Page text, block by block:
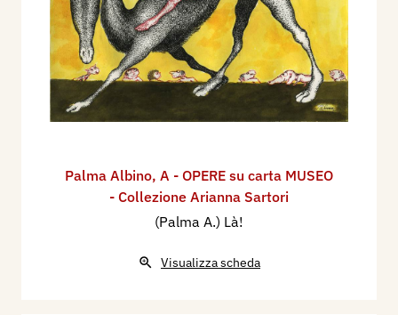
Palma Albino, A - OPERE su carta MUSEO
- Collezione Arianna Sartori
(Palma A.) Là!
Visualizza scheda